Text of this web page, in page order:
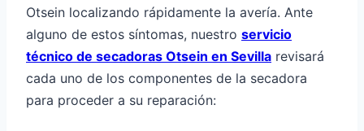
Otsein localizando rápidamente la avería. Ante
alguno de estos síntomas, nuestro servicio
técnico de secadoras Otsein en Sevilla revisará
cada uno de los componentes de la secadora
para proceder a su reparación: